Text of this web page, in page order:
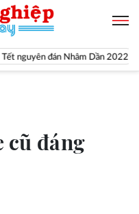
đán Nhâm Dần 2022
cũ đáng